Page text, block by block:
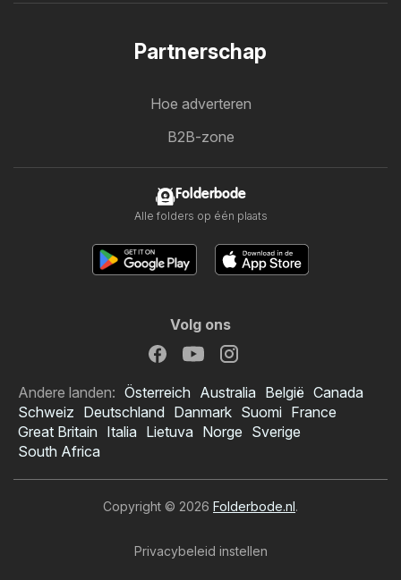
Partnerschap
Hoe adverteren
B2B-zone
Folderbode
Alle folders op één plaats
Volg ons
Andere landen: Österreich Australia België Canada
Schweiz Deutschland Danmark Suomi France
Great Britain Italia Lietuva Norge Sverige
South Africa
Copyright © 2026 Folderbode.nl.
Privacybeleid instellen